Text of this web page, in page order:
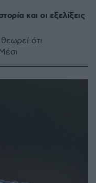
και οι εξελίξεις
ότι